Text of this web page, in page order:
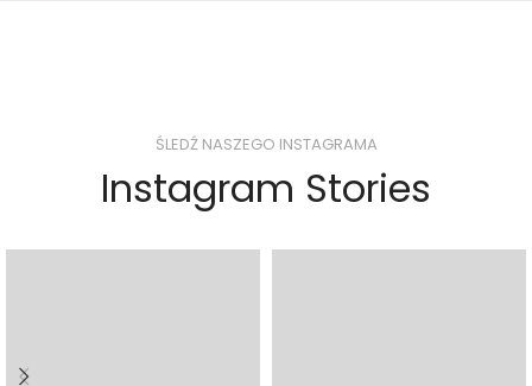
ŚLEDŹ NASZEGO INSTAGRAMA
Instagram Stories